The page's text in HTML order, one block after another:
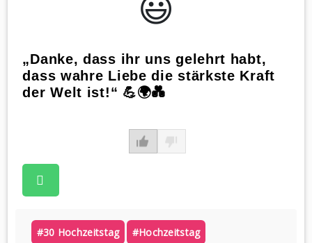
„Danke, dass ihr uns gelehrt habt,
dass wahre Liebe die stärkste Kraft
der Welt ist!“ 💪🌍💑
#30 Hochzeitstag #hochzeitstag